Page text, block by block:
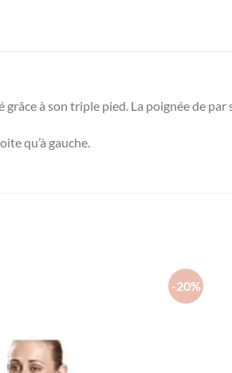
à son triple pied. La poignée de
qu’à gauche.
-20%